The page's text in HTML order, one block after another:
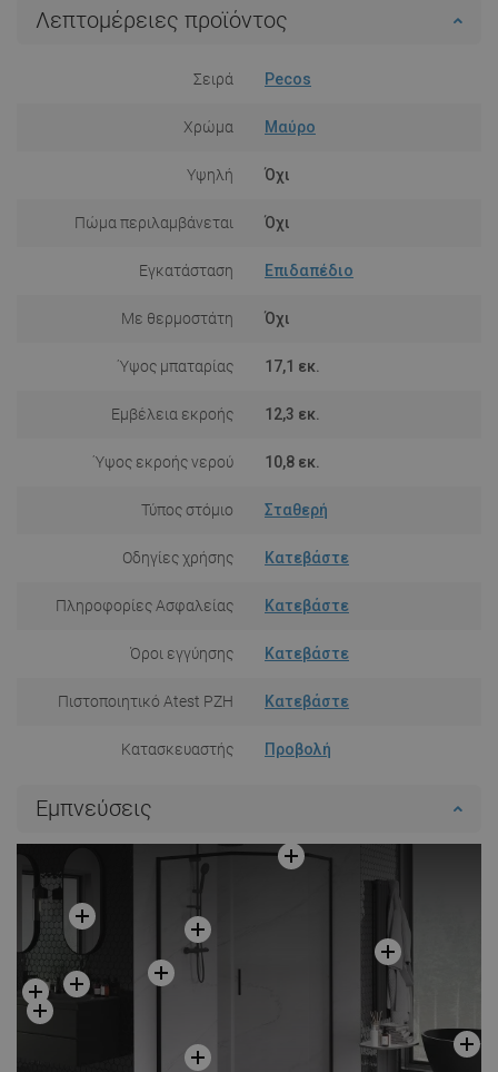
Λεπτομέρειες προϊόντος
Σειρά Pecos
Χρώμα Μαύρο
Υψηλή Όχι
Πώμα περιλαμβάνεται Όχι
Εγκατάσταση Επιδαπέδιο
Με θερμοστάτη Όχι
Ύψος μπαταρίας 17,1 εκ.
Εμβέλεια εκροής 12,3 εκ.
Ύψος εκροής νερού 10,8 εκ.
Τύπος στόμιο Σταθερή
Οδηγίες χρήσης Κατεβάστε
Πληροφορίες Ασφαλείας Κατεβάστε
Όροι εγγύησης Κατεβάστε
Πιστοποιητικό Atest PZH Κατεβάστε
Κατασκευαστής Προβολή
Εμπνεύσεις